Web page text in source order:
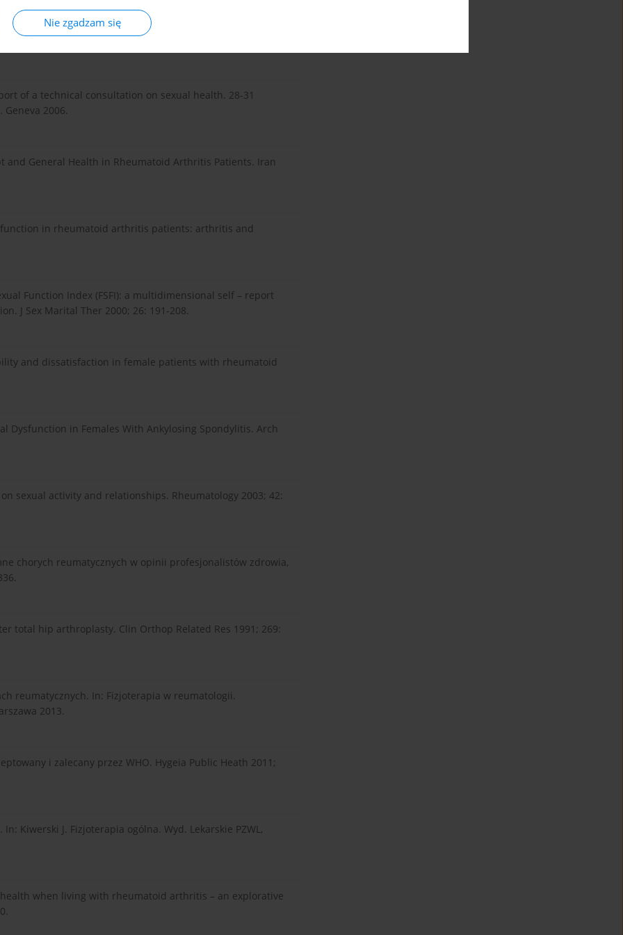
Nie zgadzam się
Dis 2012; 13: 170.
of a technical consultation on sexual health. 28-31
2006.
and General Health in Rheumatoid Arthritis Patients. Iran
in rheumatoid arthritis patients: arthritis and
Function Index (FSFI): a multidimensional self – report
J Sex Marital Ther 2000; 26: 191-208.
and dissatisfaction in female patients with rheumatoid
Dysfunction in Females With Ankylosing Spondylitis. Arch
sexual activity and relationships. Rheumatology 2003; 42:
chorych reumatycznych w opinii profesjonalistów zdrowia,
total hip arthroplasty. Clin Orthop Related Res 1991; 269:
reumatycznych. In: Fizjoterapia w reumatologii.
2013.
i zalecany przez WHO. Hygeia Public Heath 2011;
Kiwerski J. Fizjoterapia ogólna. Wyd. Lekarskie PZWL,
health when living with rheumatoid arthritis – an explorative